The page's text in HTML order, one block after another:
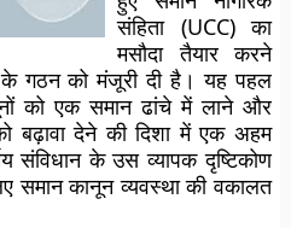
संहिता (UCC) का
मसौदा तैयार करने
गठन को मंजूरी दी है। यह पहल
को एक समान ढांचे में लाने और
बढ़ावा देने की दिशा में एक अहम
संविधान के उस व्यापक दृष्टिकोण
समान कानून व्यवस्था की वकालत